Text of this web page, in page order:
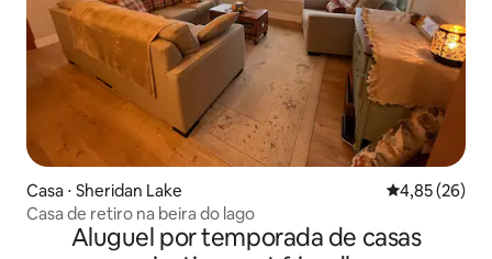
Casa ⋅ Sheridan Lake 4,85 de uma
4,85 (26)
Casa de retiro na beira do lago
Aluguel por temporada de casas